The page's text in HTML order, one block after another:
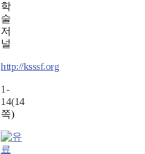
학
술
저
널
http://ksssf.org
1-
14(14
쪽)